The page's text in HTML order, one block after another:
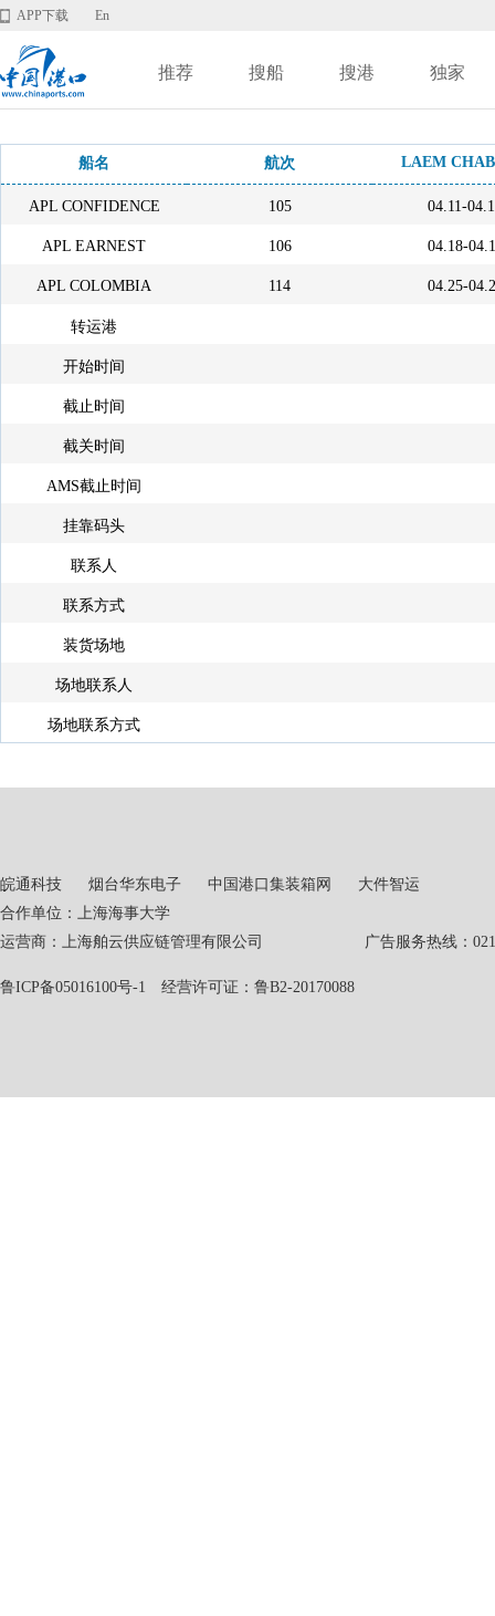
APP下载 En
推荐 搜船 搜港 独家
船名 航次 LAEM
APL CONFIDENCE 105 04.11-
APL EARNEST 106 04.18-
APL COLOMBIA 114 04.25-
转运港
开始时间
截止时间
截关时间
AMS截止时间
挂靠码头
联系人
联系方式
装货场地
场地联系人
场地联系方式
皖通科技 烟台华东电子 中国港口集装箱网
大件智运
合作单位：上海海事大学
运营商：上海舶云供应链管理有限公司 广告服务热线：021-
鲁ICP备05016100号-1 经营许可证：鲁B2-20170088